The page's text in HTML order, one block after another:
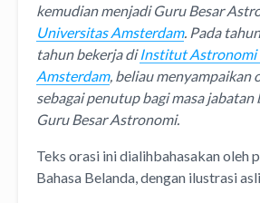
kemudian menjadi Guru Besar
Universitas Amsterdam. Pada
tahun bekerja diInstitut Astronomi
Amsterdam, beliau menyampaikan
sebagai penutup bagi masa jabatan
Guru Besar Astronomi.
Teks orasi ini dialihbahasakan oleh
Bahasa Belanda, dengan ilustrasi